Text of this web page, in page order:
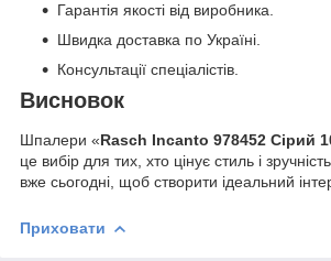
Гарантія якості від виробника.
Швидка доставка по Україні.
Консультації спеціалістів.
Висновок
Шпалери «Rasch Incanto 978452 Сірий
це вибір для тих, хто цінує стиль і
вже сьогодні, щоб створити ідеальний
Приховати